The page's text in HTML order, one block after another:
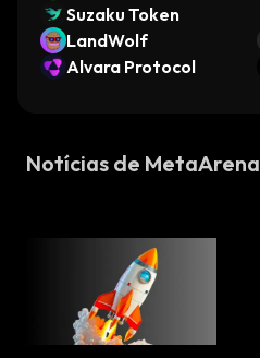
Suzaku Token
LandWolf
Alvara Protocol
Notícias de MetaArena